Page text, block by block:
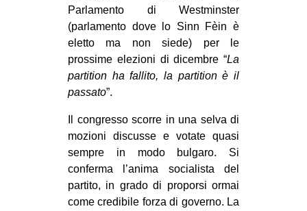
Parlamento di Westminster
(parlamento dove lo Sinn Fèin è
eletto ma non siede) per le
prossime elezioni di dicembre “La
partition ha fallito, la partition è il
passato”.
Il congresso scorre in una selva di
mozioni discusse e votate quasi
sempre in modo bulgaro. Si
conferma l’anima socialista del
partito, in grado di proporsi ormai
come credibile forza di governo. La